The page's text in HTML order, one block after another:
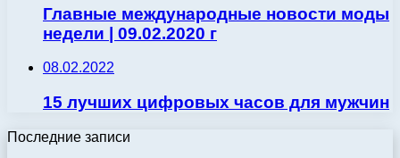
Главные международные новости моды
недели | 09.02.2020 г
08.02.2022
15 лучших цифровых часов для мужчин
Последние записи